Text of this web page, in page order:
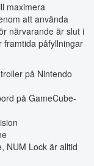
maximera
att använda
närvarande är slut i
framtida påfyllningar
på Nintendo
på GameCube-
NUM Lock är alltid